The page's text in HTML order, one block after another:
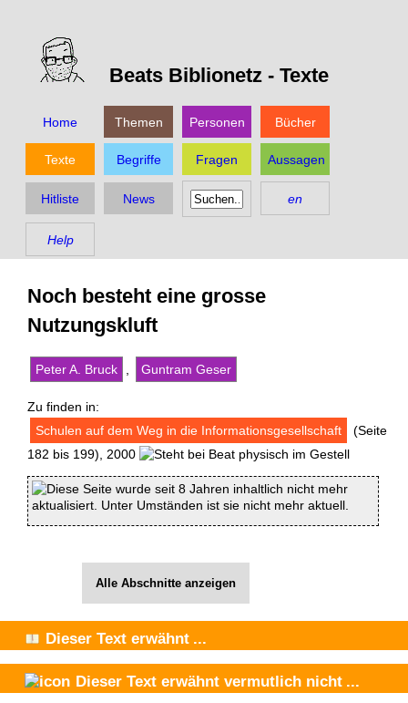
Beats Biblionetz - Texte
Home Themen Personen Bücher
Texte Begriffe Fragen Aussagen
Hitliste News en
Help
Noch besteht eine grosse
Nutzungskluft
Peter A. Bruck Guntram Geser
Zu finden in:
Schulen auf dem Weg in die Informationsgesellschaft
(Seite
182 bis 199), 2000
Diese Seite wurde seit 8 Jahren inhaltlich nicht mehr
aktualisiert. Unter Umständen ist sie nicht mehr aktuell.
Alle Abschnitte anzeigen
Dieser Text erwähnt ...
Dieser Text erwähnt vermutlich nicht ...